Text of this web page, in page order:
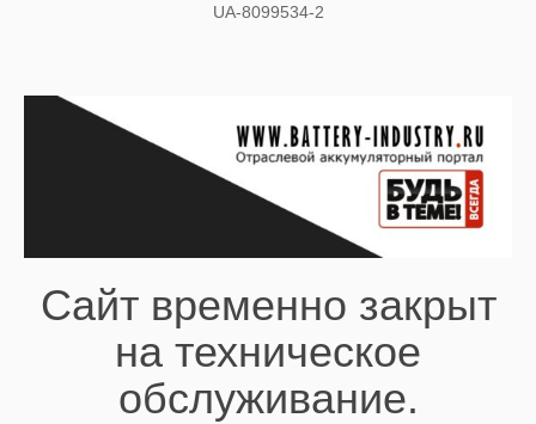
UA-8099534-2
Сайт временно закрыт
на техническое
обслуживание.